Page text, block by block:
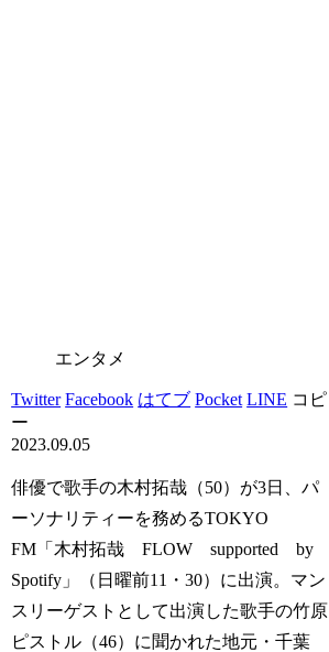
エンタメ
Twitter Facebook はてブ Pocket LINE コピ
ー
2023.09.05
俳優で歌手の木村拓哉（50）が3日、パ
ーソナリティーを務めるTOKYO
FM「木村拓哉 FLOW supported by
Spotify」（日曜前11・30）に出演。マン
スリーゲストとして出演した歌手の竹原
ピストル（46）に聞かれた地元・千葉